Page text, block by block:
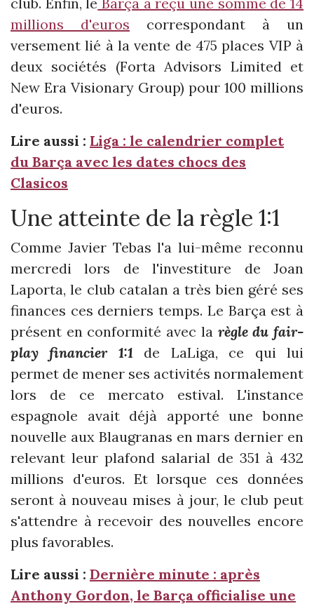
millions d'euros correspondant à un
versement lié à la vente de 475 places VIP à
deux sociétés (Forta Advisors Limited et
New Era Visionary Group) pour 100 millions
d'euros.
Lire aussi : Liga : le calendrier complet
du Barça avec les dates chocs des
Clasicos
Une atteinte de la règle 1:1
Comme Javier Tebas l'a lui-même reconnu
mercredi lors de l'investiture de Joan
Laporta, le club catalan a très bien géré ses
finances ces derniers temps. Le Barça est à
présent en conformité avec la règle du fair-
play financier 1:1 de LaLiga, ce qui lui
permet de mener ses activités normalement
lors de ce mercato estival. L'instance
espagnole avait déjà apporté une bonne
nouvelle aux Blaugranas en mars dernier en
relevant leur plafond salarial de 351 à 432
millions d'euros. Et lorsque ces données
seront à nouveau mises à jour, le club peut
s'attendre à recevoir des nouvelles encore
plus favorables.
Lire aussi : Dernière minute : après
Anthony Gordon, le Barça officialise une